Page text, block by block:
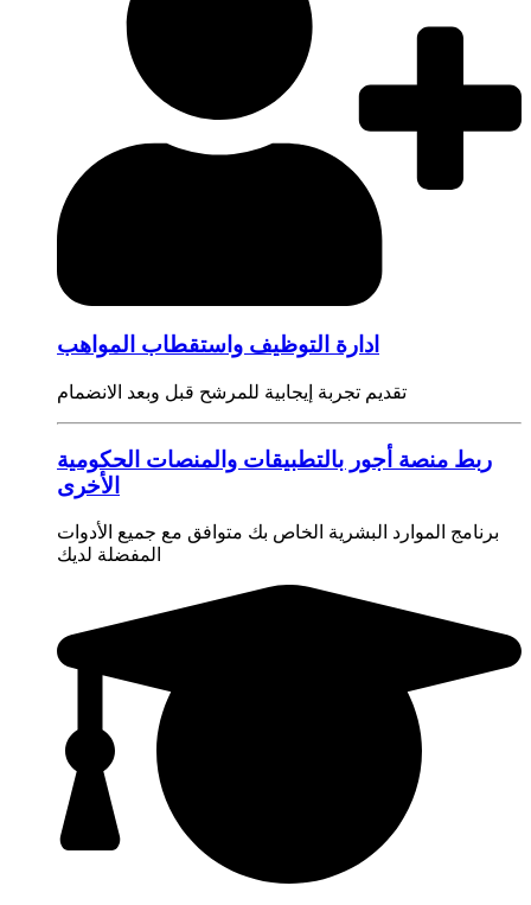
ادارة التوظيف واستقطاب المواهب
تقديم تجربة إيجابية للمرشح قبل وبعد الانضمام
ربط منصة أجور بالتطبيقات والمنصات الحكومية
الأخرى
برنامج الموارد البشرية الخاص بك متوافق مع جميع الأدوات
المفضلة لديك